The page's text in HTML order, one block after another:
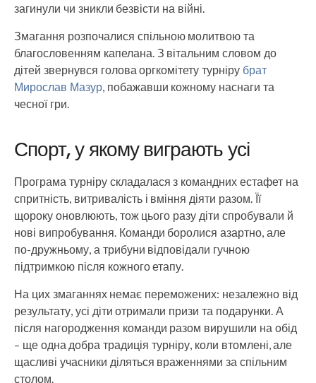
загинули чи зникли безвісти на війні.
Змагання розпочалися спільною молитвою та
благословенням капелана. З вітальним словом до
дітей звернувся голова оргкомітету турніру брат
Мирослав Мазур, побажавши кожному наснаги та
чесної гри.
Спорт, у якому виграють усі
Програма турніру складалася з командних естафет на
спритність, витривалість і вміння діяти разом. Її
щороку оновлюють, тож цього разу діти спробували й
нові випробування. Команди боролися азартно, але
по-дружньому, а трибуни відповідали гучною
підтримкою після кожного етапу.
На цих змаганнях немає переможених: незалежно від
результату, усі діти отримали призи та подарунки. А
після нагородження команди разом вирушили на обід
– ще одна добра традиція турніру, коли втомлені, але
щасливі учасники діляться враженнями за спільним
столом.